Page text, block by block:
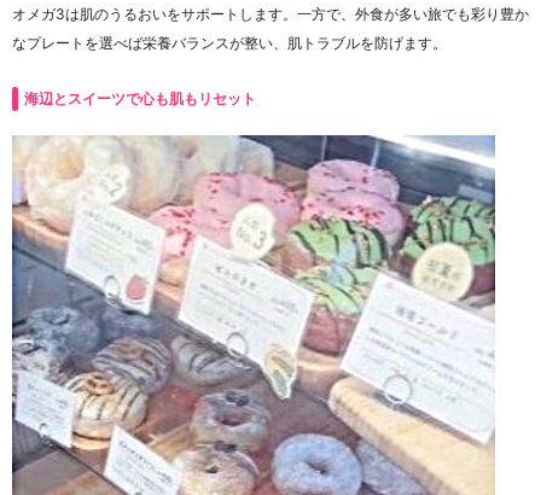
オメガ3は肌のうるおいをサポートします。一方で、外食が多い旅でも彩り豊か
なプレートを選べば栄養バランスが整い、肌トラブルを防げます。
海辺とスイーツで心も肌もリセット